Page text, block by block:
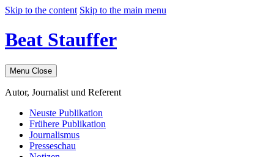
Skip to the content Skip to the main menu
Beat Stauffer
Menu Close
Autor, Journalist und Referent
Neuste Publikation
Frühere Publikation
Journalismus
Presseschau